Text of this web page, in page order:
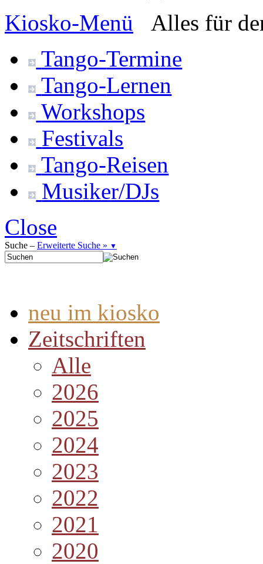
Kiosko-Menü
Alles für
Tango-Termine
Tango-Lernen
Workshops
Festivals
Tango-Reisen
Musiker/DJs
Close
Suche – Erweiterte Suche » ▼
neu im kiosko
Zeitschriften
Alle
2026
2025
2024
2023
2022
2021
2020